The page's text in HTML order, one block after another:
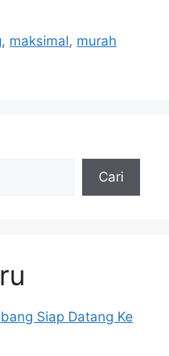
, maksimal, murah
Cari
Siap Datang Ke